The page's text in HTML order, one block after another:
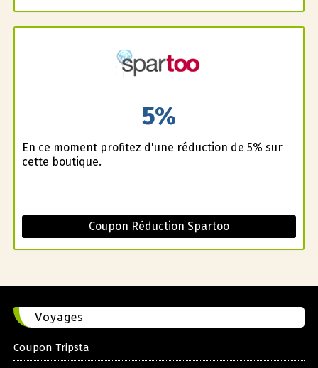
5%
En ce moment profitez d'une réduction de 5% sur
cette boutique.
Coupon Réduction Spartoo
Voyages
Coupon Tripsta